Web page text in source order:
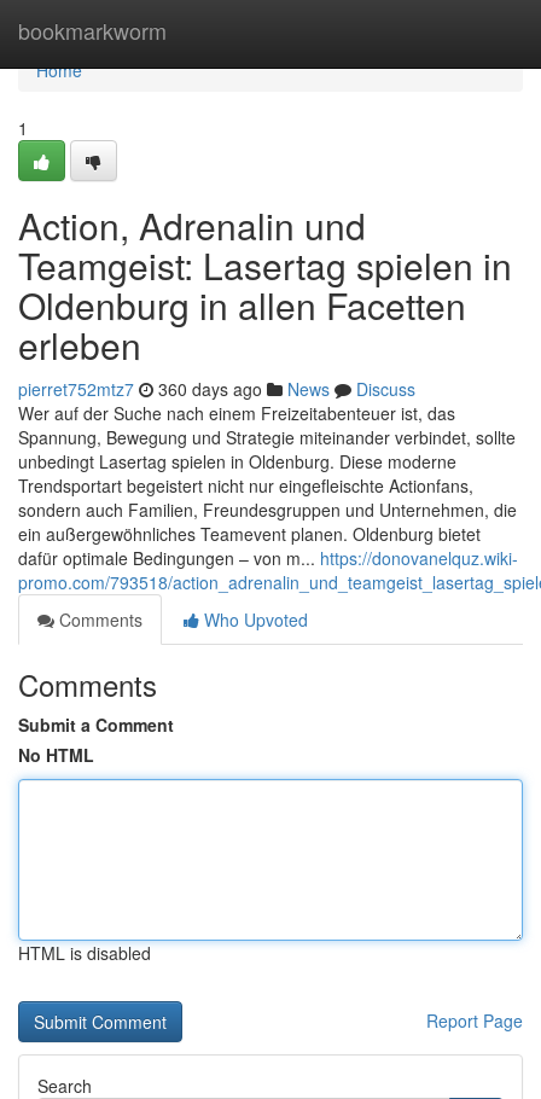
bookmarkworm
Home
Home
1
Action, Adrenalin und
Teamgeist: Lasertag spielen in
Oldenburg in allen Facetten
erleben
pierret752mtz7 360 days ago News
Discuss
Wer auf der Suche nach einem Freizeitabenteuer ist, das
Spannung, Bewegung und Strategie miteinander verbindet, sollte
unbedingt Lasertag spielen in Oldenburg. Diese moderne
Trendsportart begeistert nicht nur eingefleischte Actionfans,
sondern auch Familien, Freundesgruppen und Unternehmen, die
ein außergewöhnliches Teamevent planen. Oldenburg bietet
dafür optimale Bedingungen – von m... https://donovanelquz.wiki-
promo.com/793518/
Comments
Who Upvoted
Comments
Submit a Comment
No HTML
HTML is disabled
Report Page
Search